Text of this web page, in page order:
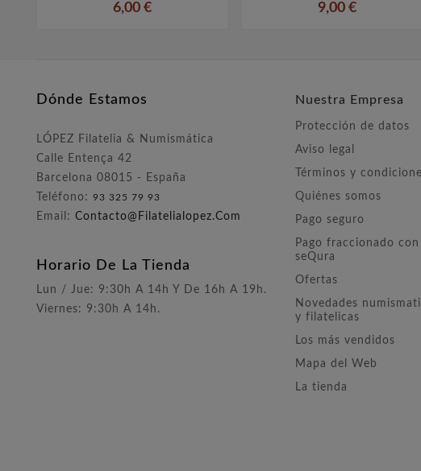
6,00 € 9,00 €
Dónde Estamos
LÓPEZ Filatelia & Numismática
Calle Entença 42
Barcelona 08015 - España
Teléfono: 93 325 79 93
Email: Contacto@filatelialopez.com
Horario De La Tienda
Lun / Jue: 9:30h A 14h Y De 16h A 19h.
Viernes: 9:30h A 14h.
Nuestra Empresa
Protección de datos
Aviso legal
Términos y
Quiénes somos
Pago seguro
Pago fraccionado con
seQura
Ofertas
Novedades
y filatelicas
Los más vendidos
Mapa del Web
La tienda